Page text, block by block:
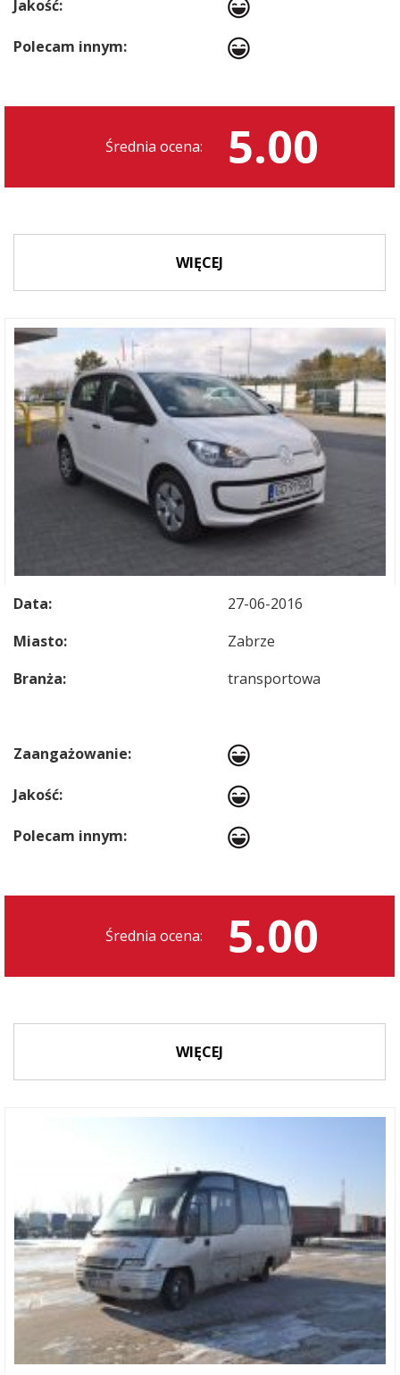
Jakość:
Polecam innym:
Średnia ocena: 5.00
WIĘCEJ
Data:
27-06-2016
Miasto:
Zabrze
Branża:
transportowa
Zaangażowanie:
Jakość:
Polecam innym:
Średnia ocena: 5.00
WIĘCEJ